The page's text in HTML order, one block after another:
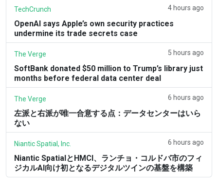
TechCrunch 4 hours ago
OpenAI says Apple’s own security practices
undermine its trade secrets case
The Verge 5 hours ago
SoftBank donated $50 million to Trump’s library just
months before federal data center deal
The Verge 6 hours ago
左派と右派が唯一合意する点：データセンターはいら
ない
Niantic Spatial, Inc. 6 hours ago
Niantic SpatialとHMCI、ランチョ・コルドバ市のフィ
ジカルAI向け初となるデジタルツインの基盤を構築